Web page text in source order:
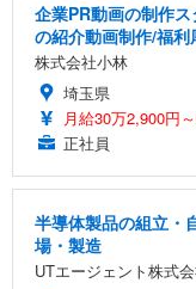
企業PR動画の制作
の紹介動画制作/福
株式会社小林
埼玉県
月給30万2,900円
正社員
半導体製品の組立・
場・製造
UTエージェント株式